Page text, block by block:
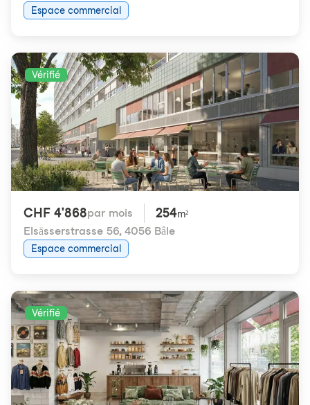
Espace commercial
Vérifié
CHF 4'868par mois 254m²
Elsässerstrasse 56, 4056 Bâle
Espace commercial
Vérifié